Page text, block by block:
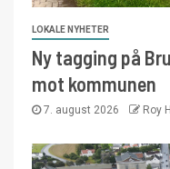
LOKALE NYHETER
Ny tagging på
mot kommunen
7. august 2026 Roy